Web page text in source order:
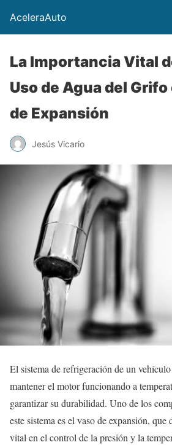
AceleraAuto
La Importancia Vital
Uso de Agua del Grifo
de Expansión
Jesús Vicario
El sistema de refrigeración de un
mantener el motor funcionando a
garantizar su durabilidad. Uno de los
este sistema es el vaso de expansión, que
vital en el control de la presión y la